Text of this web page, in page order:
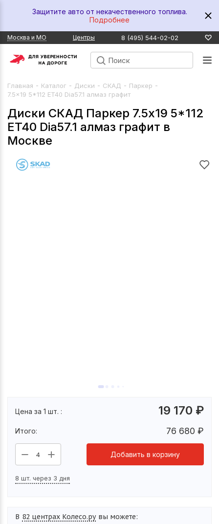
Защитите авто от некачественного топлива.
Подробнее
Москва и МО Центры 8 (495) 544-02-02
Главная - Каталог - Диски - СКАД - Паркер -
7.5x19 5*112 ET40 Dia57.1 алмаз графит
Диски СКАД Паркер 7.5x19 5*112
ET40 Dia57.1 алмаз графит в
Москве
Цена за 1 шт. : 19 170 ₽
Итого: 76 680 ₽
4 Добавить в корзину
8 шт. через 3 дня
В 82 центрах Колесо.ру вы можете: